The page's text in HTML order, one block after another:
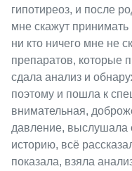
гипотиреоз, и после
мне скажут
ни кто ничего мне не
препаратов, которые
сдала анализ и
поэтому и пошла к
внимательная,
давление, выслушала
историю, всё
показала, взяла